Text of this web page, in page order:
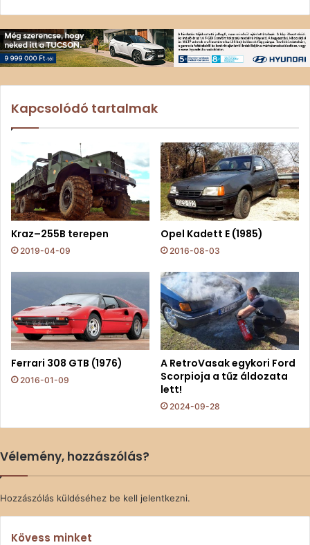
Kapcsolódó tartalmak
Kraz–255B terepen
2019-04-09
Opel Kadett E (1985)
2016-08-03
Ferrari 308 GTB (1976)
2016-01-09
A RetroVasak egykori Ford
Scorpioja a tűz áldozata
lett!
2024-09-28
Vélemény, hozzászólás?
Hozzászólás küldéséhez be kell jelentkezni.
Kövess minket